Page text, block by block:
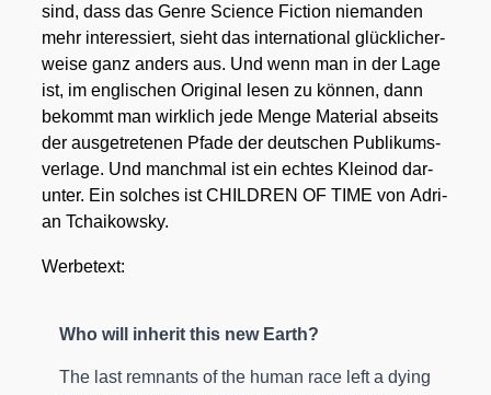
sind, dass das Gen­re Sci­ence Fic­tion nie­man­den
mehr inter­es­siert, sieht das inter­na­tio­nal glück­li­cher­
wei­se ganz anders aus. Und wenn man in der Lage
ist, im eng­li­schen Ori­gi­nal lesen zu kön­nen, dann
bekommt man wirk­lich jede Men­ge Mate­ri­al abseits
der aus­ge­tre­te­nen Pfa­de der deut­schen Publi­kums­
ver­la­ge. Und manch­mal ist ein ech­tes Klein­od dar­
un­ter. Ein sol­ches ist CHILDREN OF TIME von Adri­
an Tchai­kow­sky.
Wer­be­text:
Who will inhe­rit this new Earth?
The last rem­nants of the human race left a dying